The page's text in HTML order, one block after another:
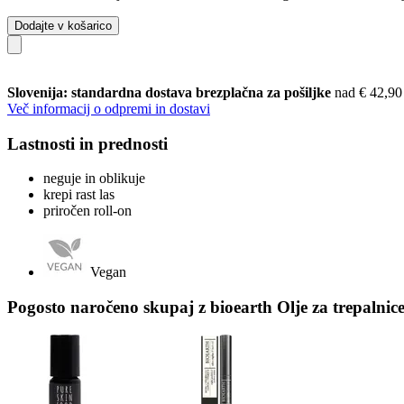
Dodajte v košarico
Slovenija: standardna dostava brezplačna za pošiljke nad € 42,90
Več informacij o odpremi in dostavi
Lastnosti in prednosti
neguje in oblikuje
krepi rast las
priročen roll-on
Vegan
Pogosto naročeno skupaj z bioearth Olje za